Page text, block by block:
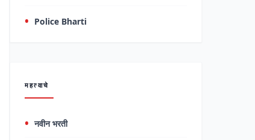
Police Bharti
महत्वाचे
नवीन भरती